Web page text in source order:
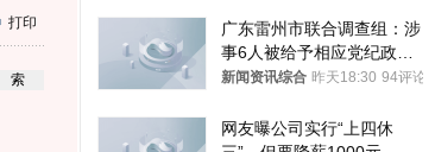
打印
广东雷州市联合调查组：涉
事6人被给予相应党纪政务
处分和组织处理
新闻资讯综合 昨天18:30 94评论
网友曝公司实行“上四休